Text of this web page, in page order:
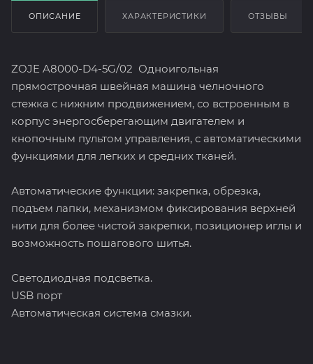
ОПИСАНИЕ ХАРАКТЕРИСТИКИ ОТЗЫВЫ
ZOJE A8000-D4-5G/02 Одноигольная
прямострочная швейная машина челночного
стежка с нижним продвижением, со встроенным в
корпус энергосберегающим двигателем и
кнопочным пультом управления, с автоматическими
функциями для легких и средних тканей.
Автоматические функции: закрепка, обрезка,
подъем лапки, механизмом фиксирования верхней
нити для более чистой закрепки, позиционер иглы и
возможность пошагового шитья.
Светодиодная подсветка.
USB порт
Автоматическая система смазки.